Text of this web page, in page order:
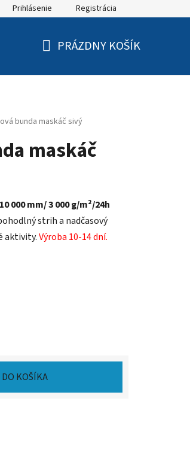
Prihlásenie Registrácia
PRÁZDNY KOŠÍK
bunda maskáč sivý
maskáč
10 000 mm/ 3 000g/m²/24h
strih a nadčasový
aktivity.Výroba 10-14 dní.
DO KOŠÍKA